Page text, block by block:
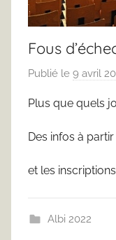
Fous
Publié le 9 avril
Plus que quels
Des infos à partir
et les
Albi 2022